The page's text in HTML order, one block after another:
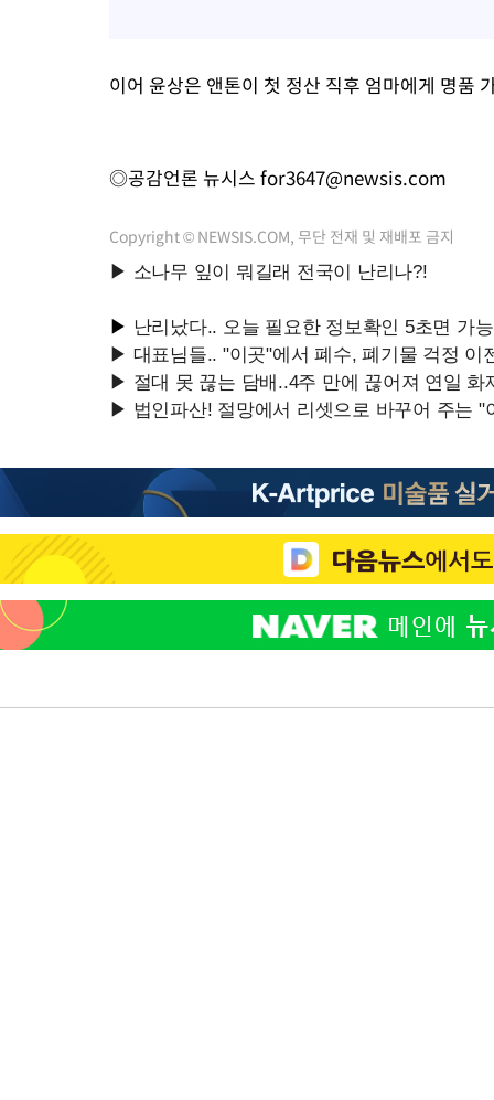
이어 윤상은 앤톤이 첫 정산 직후 엄마에게 명품
◎공감언론 뉴시스 for3647@newsis.com
Copyright © NEWSIS.COM, 무단 전재 및 재배포 금지